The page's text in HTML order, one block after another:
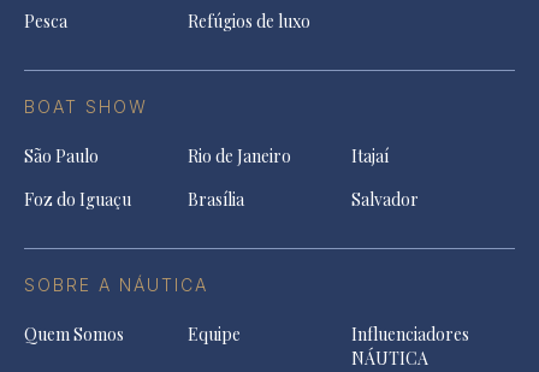
Pesca
Refúgios de luxo
BOAT SHOW
São Paulo Rio de Janeiro
Itajaí
Foz do Iguaçu
Brasília Salvador
SOBRE A NÁUTICA
Quem Somos Equipe
Influenciadores
NÁUTICA